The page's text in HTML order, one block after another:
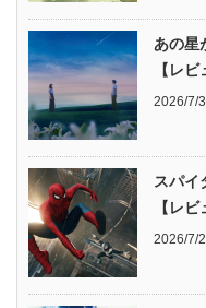
あの星
【レビ
2026/7/
スパイ
【レビ
2026/7/